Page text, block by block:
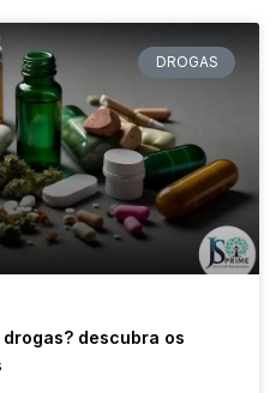
DROGAS
descubra os